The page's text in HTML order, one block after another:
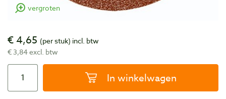
vergroten
€ 4,65 (per stuk) incl. btw
€ 3,84 excl. btw
In winkelwagen